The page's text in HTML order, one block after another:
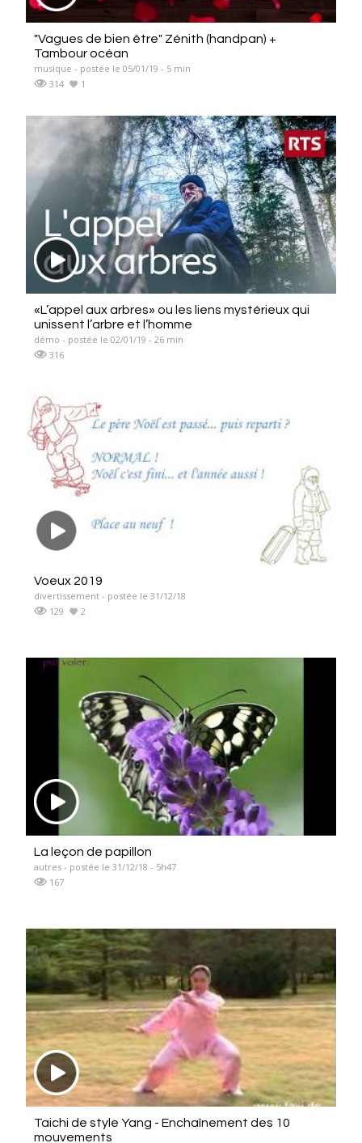
"Vagues de bien être" Zénith (handpan) +
Tambour océan
musique - postée le 05/01/19 - 5 min
314
1
«L’appel aux arbres» ou les liens mystérieux qui
unissent l’arbre et l’homme
démo - postée le 02/01/19 - 26 min
316
Voeux 2019
divertissement - postée le 31/12/18
129
2
La leçon de papillon
autres - postée le 31/12/18 - 5h47
167
Taichi de style Yang - Enchaînement des 10
mouvements